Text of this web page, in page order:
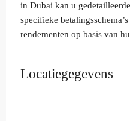
in Dubai kan u
specifieke
rendementen op basis van
Locatiegegevens